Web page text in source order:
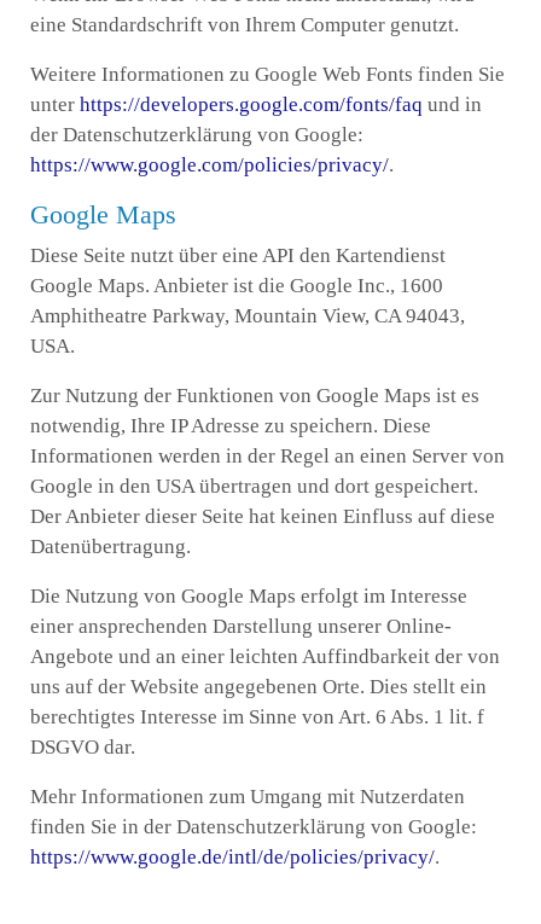
eine Standardschrift von Ihrem Computer genutzt.
Weitere Informationen zu Google Web Fonts finden Sie
unterhttps://developers.google.com/fonts/faq und in
der Datenschutzerklärung von Google:
https://www.google.com/policies/privacy/.
Google Maps
Diese Seite nutzt über eine API den Kartendienst
Google Maps. Anbieter ist die Google Inc., 1600
Amphitheatre Parkway, Mountain View, CA 94043,
USA.
Zur Nutzung der Funktionen von Google Maps ist es
notwendig, Ihre IP Adresse zu speichern. Diese
Informationen werden in der Regel an einen Server von
Google in den USA übertragen und dort gespeichert.
Der Anbieter dieser Seite hat keinen Einfluss auf diese
Datenübertragung.
Die Nutzung von Google Maps erfolgt im Interesse
einer ansprechenden Darstellung unserer Online-
Angebote und an einer leichten Auffindbarkeit der von
uns auf der Website angegebenen Orte. Dies stellt ein
berechtigtes Interesse im Sinne von Art. 6 Abs. 1 lit. f
DSGVO dar.
Mehr Informationen zum Umgang mit Nutzerdaten
finden Sie in der Datenschutzerklärung von Google:
https://www.google.de/intl/de/policies/privacy/.